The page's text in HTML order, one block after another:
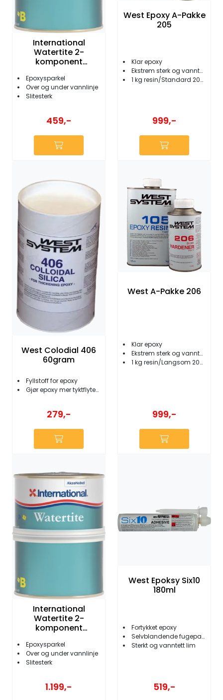
International
Watertite 2-
komponent
Epoxysparkel
Over og under vannlinje
Slitesterk
459,-
West Epoxy A-Pakke
205
Klar epoxy
Ekstrem sterk og vanntett
1 kg resin/Standard 205 herder
999,-
West Colodial 406
60gram
Fyllstoff for epoxy
Gjør epoxy mer tyktflytende
279,-
West A-Pakke 206
Klar epoxy
Ekstrem sterk og vanntett
1 kg resin/Langsom 206 herder
999,-
International
Watertite 2-
komponent
Epoxysparkel
Over og under vannlinje
Slitesterk
1.199,-
West Epoksy Six10
180ml
Fortykket epoxy
Selvblandende fugepatron
Sterkt og vanntett lim
519,-